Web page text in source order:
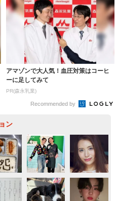
アマゾンで大人気！血圧対策はコーヒ
ーに足してみて
PR(森永乳業)
Recommended by
ン